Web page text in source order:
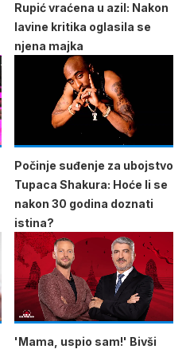
Rupić vraćena u azil: Nakon
lavine kritika oglasila se
njena majka
Počinje suđenje za ubojstvo
Tupaca Shakura: Hoće li se
nakon 30 godina doznati
istina?
'Mama, uspio sam!' Bivši